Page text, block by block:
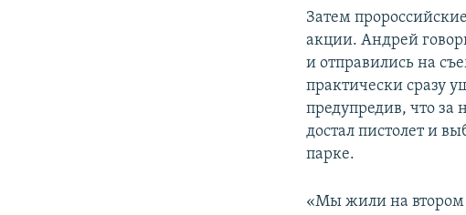
Затем
акции. Андрей
и отправились на
практически сразу
предупредив, что за
достал пистолет и
парке.
«Мы жили на втором